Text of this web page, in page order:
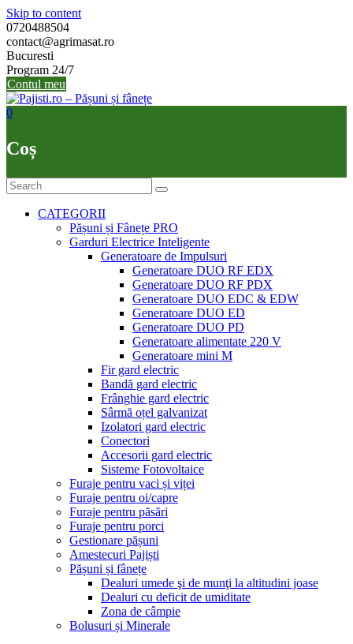
Skip to content
0720488504
contact@agrimasat.ro
Bucuresti
Program 24/7
Contul meu
0
Coș
CATEGORII
Pășuni și Fânețe PRO
Garduri Electrice Inteligente
Generatoare de Impulsuri
Generatoare DUO RF EDX
Generatoare DUO RF PDX
Generatoare DUO EDC & EDW
Generatoare DUO ED
Generatoare DUO PD
Generatoare alimentate 220 V
Generatoare mini M
Fir gard electric
Bandă gard electric
Frânghie gard electric
Sârmă oțel galvanizat
Izolatori gard electric
Conectori
Accesorii gard electric
Sisteme Fotovoltaice
Furaje pentru vaci și viței
Furaje pentru oi/capre
Furaje pentru păsări
Furaje pentru porci
Gestionare pășuni
Amestecuri Pajiști
Pășuni și fânețe
Dealuri umede şi de munţi la altitudini joase
Dealuri cu deficit de umiditate
Zona de câmpie
Bolusuri și Minerale